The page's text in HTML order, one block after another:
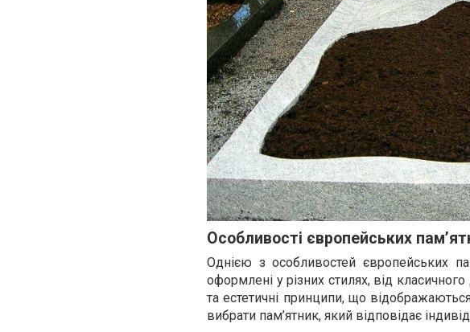
Особливості європейських
Однією з особливостей європейських
оформлені у різних стилях, від
та естетичні принципи, що
вибрати пам’ятник, який відповідає